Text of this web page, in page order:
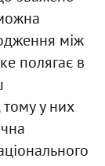
між
полягає в
у них